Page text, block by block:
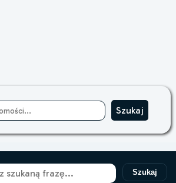
Szukaj